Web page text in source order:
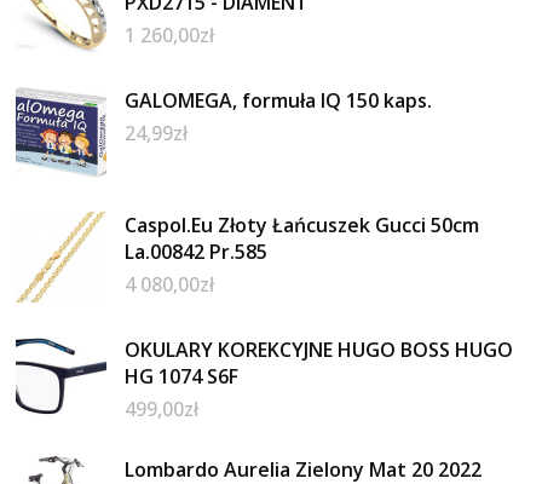
1 260,00zł
GALOMEGA, formuła IQ 150 kaps.
24,99zł
Caspol.Eu Złoty Łańcuszek Gucci 50cm
La.00842 Pr.585
4 080,00zł
OKULARY KOREKCYJNE HUGO BOSS HUGO
HG 1074 S6F
499,00zł
Lombardo Aurelia Zielony Mat 20 2022